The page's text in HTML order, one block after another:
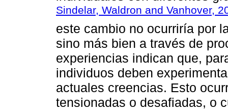
Sindelar, Waldron and Vanhover,
este cambio no ocurriría por
sino más bien a través de
experiencias indican que,
individuos deben
actuales creencias. Esto
tensionadas o desafiadas, o